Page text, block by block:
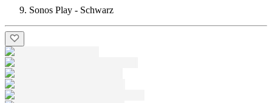
Sonos Play - Schwarz